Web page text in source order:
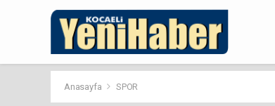
Anasayfa SPOR